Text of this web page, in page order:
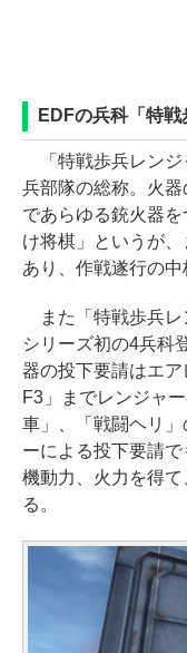
EDFの兵科「特
「特戦歩兵レンジ
兵部隊の総称。火
であらゆる銃火器
け将棋」というが
あり、作戦遂行の中
また「特戦歩兵レ
シリーズ初の4兵科
器の投下要請はエ
F3」までレンジャ
車」、「戦闘ヘリ
ーによる投下要請
機動力、火力を得
る。